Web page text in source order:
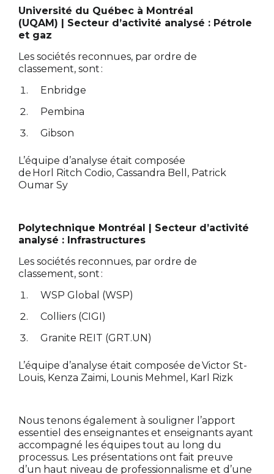
Université du Québec à Montréal
(UQAM) | Secteur d’activité analysé : Pétrole
et gaz
Les sociétés reconnues, par ordre de
classement, sont :
Enbridge
Pembina
Gibson
L’équipe d’analyse était composée
de Horl Ritch Codio, Cassandra Bell, Patrick
Oumar Sy
Polytechnique Montréal | Secteur d’activité
analysé : Infrastructures
Les sociétés reconnues, par ordre de
classement, sont :
WSP Global (WSP)
Colliers (CIGI)
Granite REIT (GRT.UN)
L’équipe d’analyse était composée de Victor St-
Louis, Kenza Zaimi, Lounis Mehmel, Karl Rizk
Nous tenons également à souligner l’apport
essentiel des enseignantes et enseignants ayant
accompagné les équipes tout au long du
processus. Les présentations ont fait preuve
d’un haut niveau de professionnalisme et d’une